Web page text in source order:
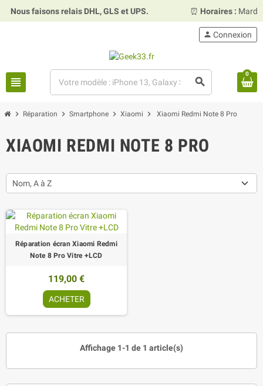
Nous faisons relais DHL, GLS et UPS. ⏰Horaires :Mardi,
view_headline search
person Connexion
0
chevron_right Réparation chevron_right Smartphone chevron_right Xiaomi chevron_right Xiaomi Redmi Note 8 Pro
XIAOMI REDMI NOTE 8 PRO
Nom, A à Z
Réparation écran Xiaomi Redmi
Note 8 Pro Vitre +LCD
119,00 €
ACHETER
Affichage 1-1 de 1 article(s)